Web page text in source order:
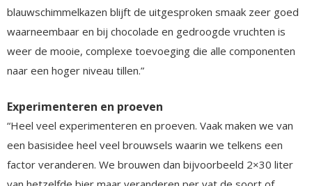
blauwschimmelkazen blijft de uitgesproken smaak zeer goed
waarneembaar en bij chocolade en gedroogde vruchten is
weer de mooie, complexe toevoeging die alle componenten
naar een hoger niveau tillen.”
Experimenteren en proeven
“Heel veel experimenteren en proeven. Vaak maken we van
een basisidee heel veel brouwsels waarin we telkens een
factor veranderen. We brouwen dan bijvoorbeeld 2×30 liter